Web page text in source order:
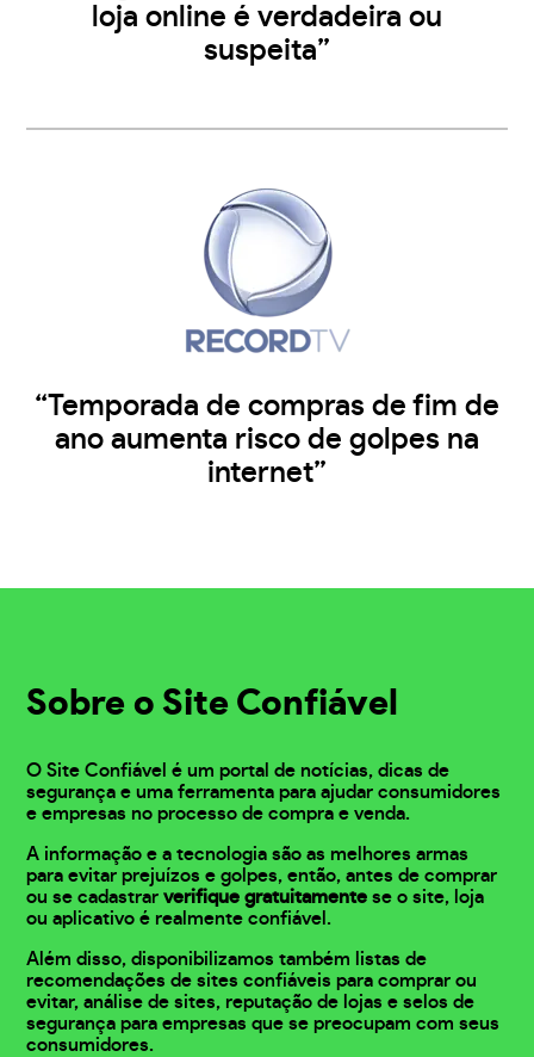
loja online é verdadeira ou
suspeita”
“Temporada de compras de fim de
ano aumenta risco de golpes na
internet”
Sobre o Site Confiável
O Site Confiável é um portal de notícias, dicas de
segurança e uma ferramenta para ajudar consumidores
e empresas no processo de compra e venda.
A informação e a tecnologia são as melhores armas
para evitar prejuízos e golpes, então, antes de comprar
ou se cadastrarverifique gratuitamente se o site, loja
ou aplicativo é realmente confiável.
Além disso, disponibilizamos também listas de
recomendações de sites confiáveis para comprar ou
evitar, análise de sites, reputação de lojas e selos de
segurança para empresas que se preocupam com seus
consumidores.